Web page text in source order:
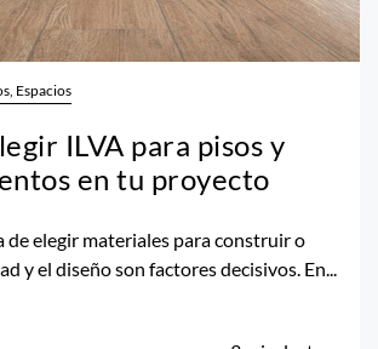
Espacios
ILVA para pisos y
en tu proyecto
de elegir materiales para construir o
y el diseño son factores decisivos. En...